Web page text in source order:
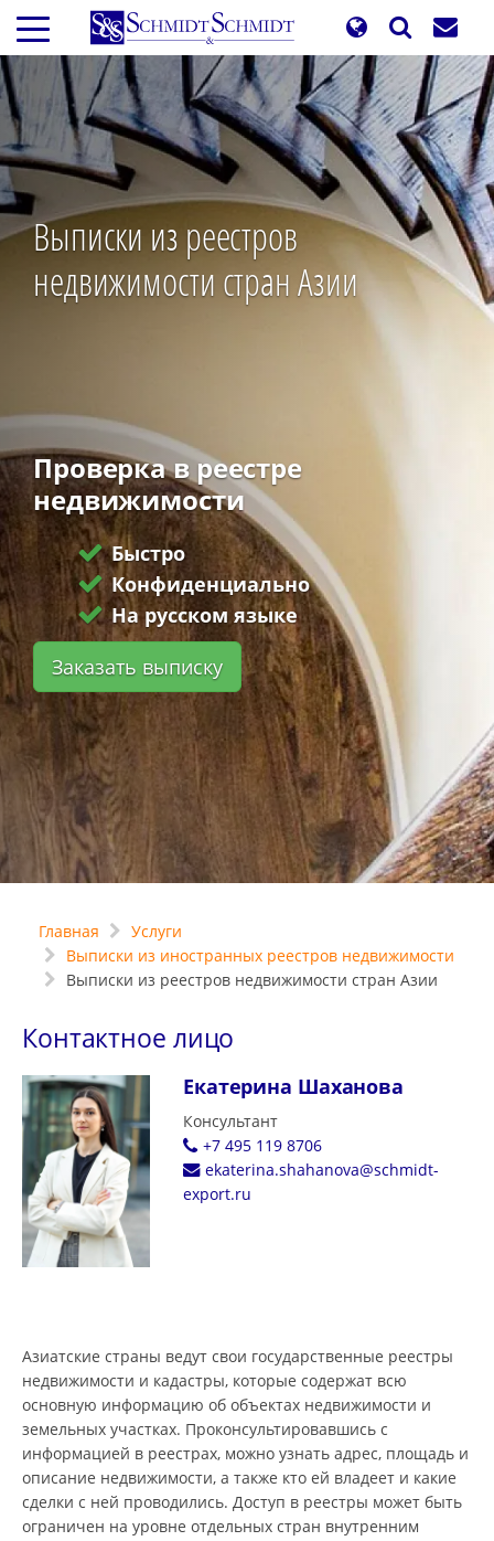
Перейти
основному
содержанию
Выписки из реестров
недвижимости стран Азии
Проверка в реестре
недвижимости
Быстро
Конфиденциально
На русском языке
Заказать выписку
Главная
Услуги
Выписки из иностранных реестров недвижимости
Выписки из реестров недвижимости стран Азии
Контактное лицо
Екатерина Шаханова
Консультант
+7 495 119 8706
ekaterina.shahanova@schmidt-
export.ru
Азиатские страны ведут свои государственные реестры
недвижимости и кадастры, которые содержат всю
основную информацию об объектах недвижимости и
земельных участках. Проконсультировавшись с
информацией в реестрах, можно узнать адрес, площадь и
описание недвижимости, а также кто ей владеет и какие
сделки с ней проводились. Доступ в реестры может быть
ограничен на уровне отдельных стран внутренним